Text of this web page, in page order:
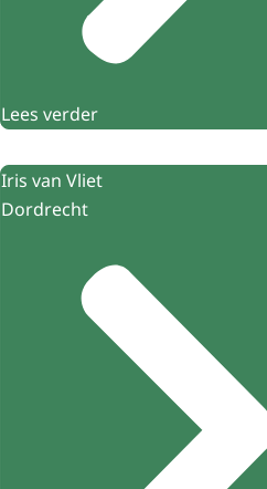
Lees verder
Iris van Vliet
Dordrecht